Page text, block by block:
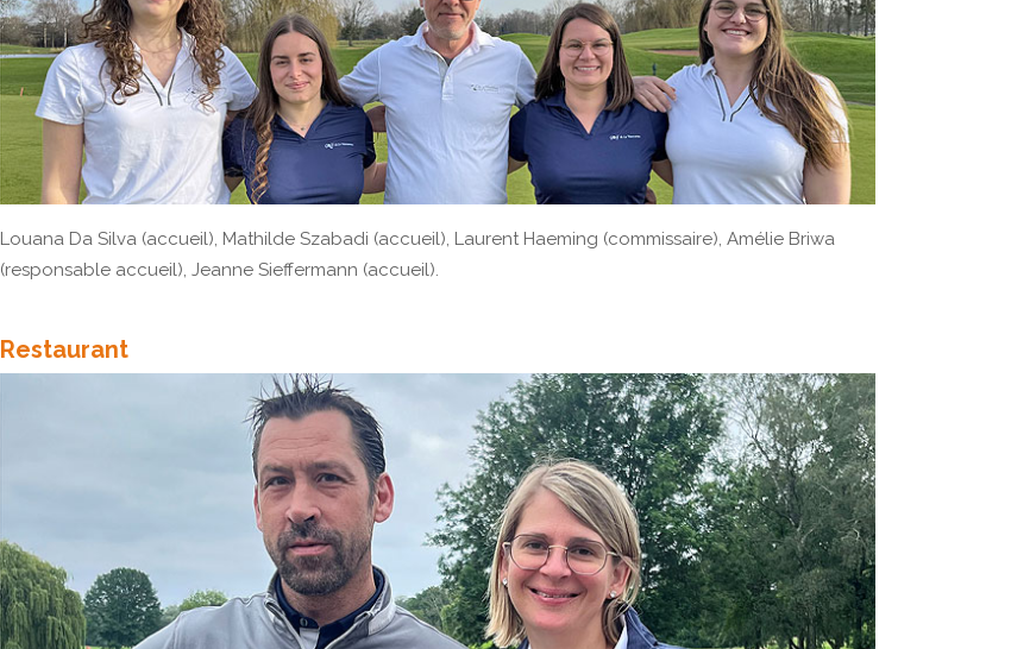
Louana Da Silva (accueil), Mathilde Szabadi (accueil), Laurent Haeming (commissaire), Amélie Briwa
(responsable accueil), Jeanne Sieffermann (accueil).
Restaurant